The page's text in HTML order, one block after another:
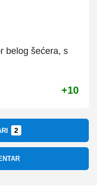
belog šećera, s
+10
2